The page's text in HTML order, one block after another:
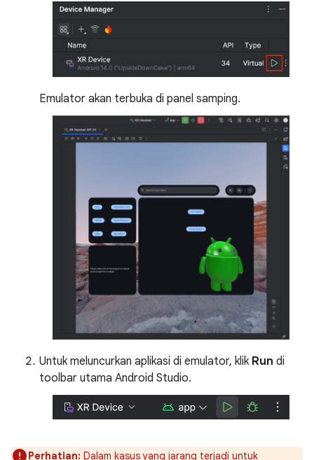
Emulator akan terbuka di panel samping.
Untuk meluncurkan aplikasi di emulator, klik Run di
toolbar utama Android Studio.
Perhatian: Dalam kasus yang jarang terjadi untuk